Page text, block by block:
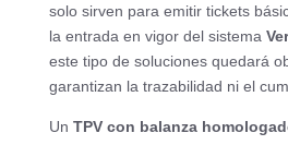
solo sirven para emitir tickets
la entrada en vigor del sistema
este tipo de soluciones quedará
garantizan la trazabilidad ni el
Un TPV con balanza